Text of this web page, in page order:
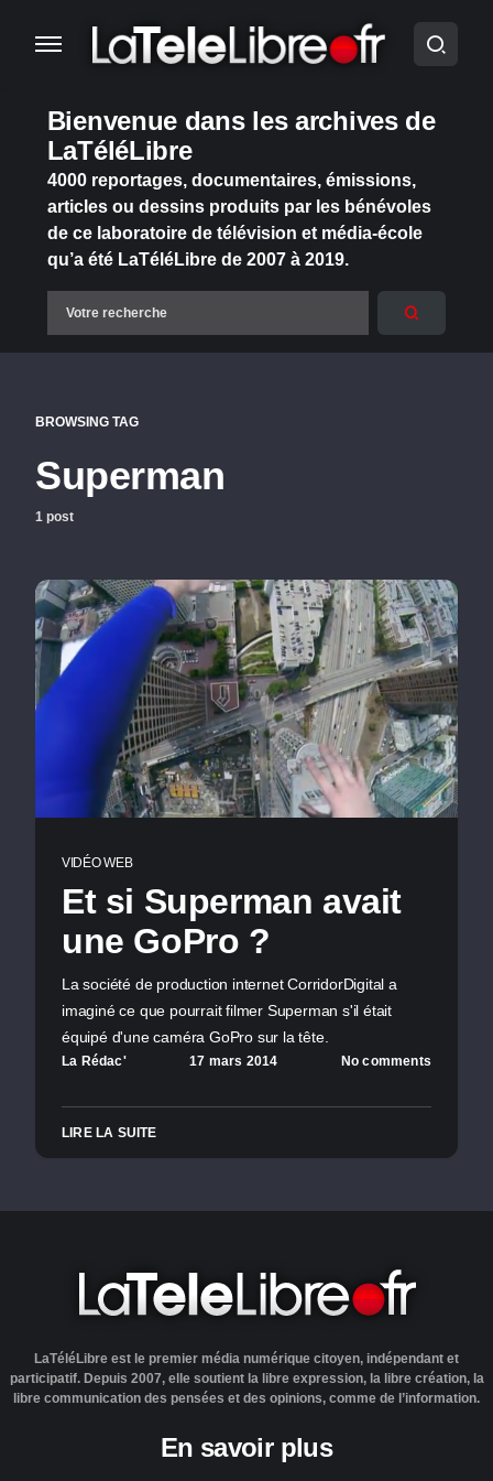
Bienvenue dans les archives de
LaTéléLibre
4000 reportages, documentaires, émissions,
articles ou dessins produits par les bénévoles
de ce laboratoire de télévision et média-école
qu’a été LaTéléLibre de 2007 à 2019.
BROWSING TAG
Superman
1 post
VIDÉO WEB
Et si Superman avait
une GoPro ?
La société de production internet CorridorDigital a
imaginé ce que pourrait filmer Superman s'il était
équipé d'une caméra GoPro sur la tête.
La Rédac' 17 mars 2014 No comments
LIRE LA SUITE
LaTéléLibre est le premier média numérique citoyen, indépendant et
participatif. Depuis 2007, elle soutient la libre expression, la libre création, la
libre communication des pensées et des opinions, comme de l’information.
En savoir plus